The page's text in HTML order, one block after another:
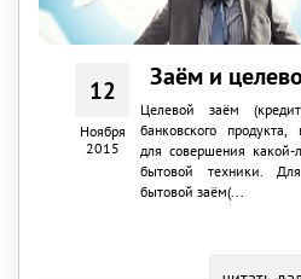
12
Ноября
2015
Заём и
Целевой заём
банковского продукта,
для совершения
бытовой техники.
бытовой заём(...